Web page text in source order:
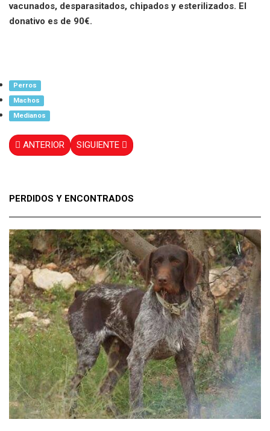
vacunados, desparasitados, chipados y esterilizados. El
donativo es de 90€.
Perros
Machos
Medianos
ANTERIOR SIGUIENTE
PERDIDOS Y ENCONTRADOS